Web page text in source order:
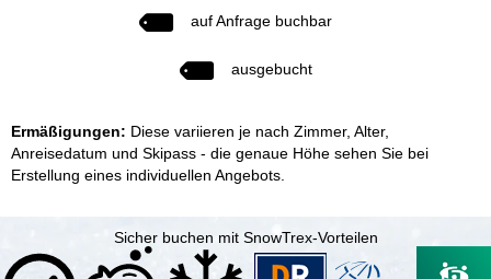
auf Anfrage buchbar
ausgebucht
Ermäßigungen: Diese variieren je nach Zimmer, Alter,
Anreisedatum und Skipass - die genaue Höhe sehen Sie bei
Erstellung eines individuellen Angebots.
Sicher buchen mit SnowTrex-Vorteilen